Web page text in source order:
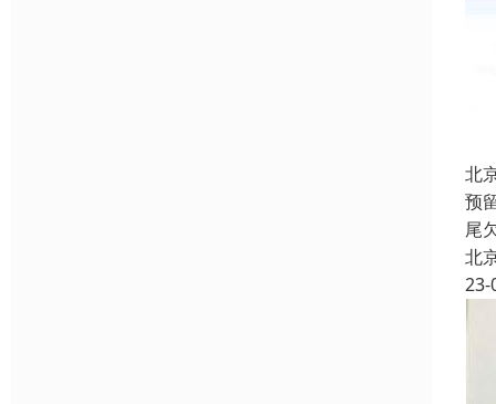
北
预
尾
北
23-